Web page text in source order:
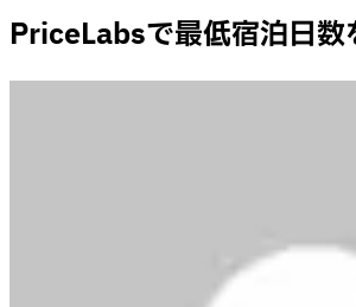
PriceLabsで最低宿泊日数